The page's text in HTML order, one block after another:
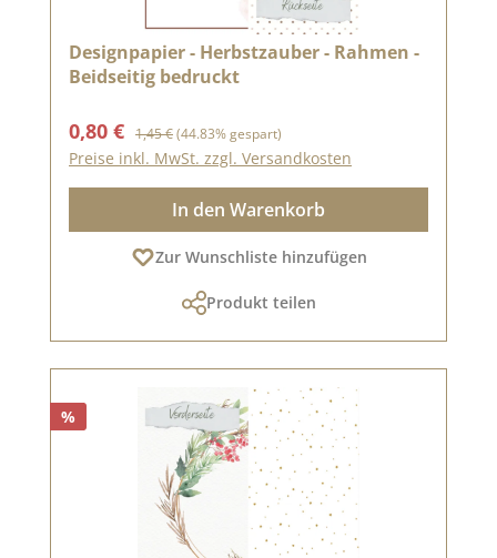
Designpapier - Herbstzauber - Rahmen -
Beidseitig bedruckt
Verkaufspreis:
0,80 € Regulärer Preis:
1,45 €(44.83% gespart)
Preise inkl. MwSt. zzgl. Versandkosten
In den Warenkorb
Zur Wunschliste hinzufügen
Produkt teilen
%